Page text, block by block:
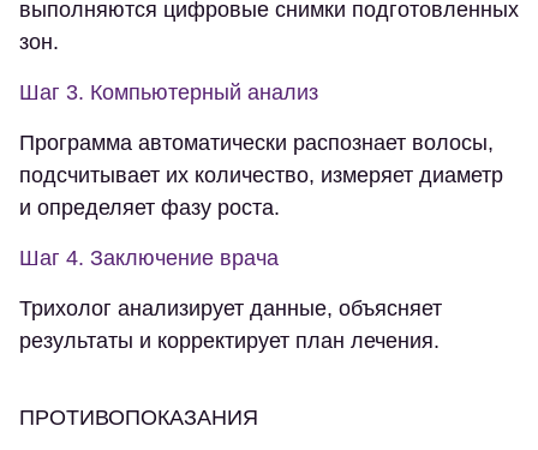
выполняются цифровые снимки подготовленных
зон.
Шаг 3. Компьютерный анализ
Программа автоматически распознает волосы,
подсчитывает их количество, измеряет диаметр
и определяет фазу роста.
Шаг 4. Заключение врача
Трихолог анализирует данные, объясняет
результаты и корректирует план лечения.
ПРОТИВОПОКАЗАНИЯ